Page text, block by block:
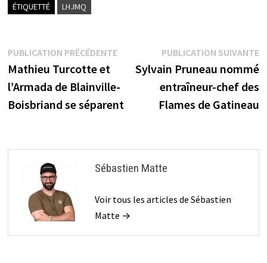
ÉTIQUETTÉ LHJMQ
Navigation
de
l’article
PUBLICATION PRÉCÉDENTEPublication
précédente :
Mathieu Turcotte et
l’Armada de Blainville-
Boisbriand se séparent
PUBLICATION SUIVANTE
Sylvain Pruneau nommé
entraîneur-chef des
Flames de Gatineau
Sébastien Matte
Voir tous les articles de Sébastien
Matte →